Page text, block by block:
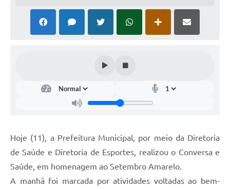
Hoje (11), a Prefeitura Municipal, por meio da Diretoria
de Saúde e Diretoria de Esportes, realizou o Conversa e
Saúde, em homenagem ao Setembro Amarelo.
A manhã foi marcada por atividades voltadas ao bem-